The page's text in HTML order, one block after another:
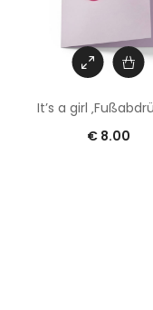
It’s a girl
€8.00